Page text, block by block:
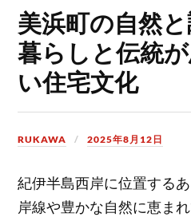
美浜町の自然
暮らしと伝統
い住宅文化
RUKAWA 2025年8月12日
紀伊半島西岸に位置する
岸線や豊かな自然に恵まれ